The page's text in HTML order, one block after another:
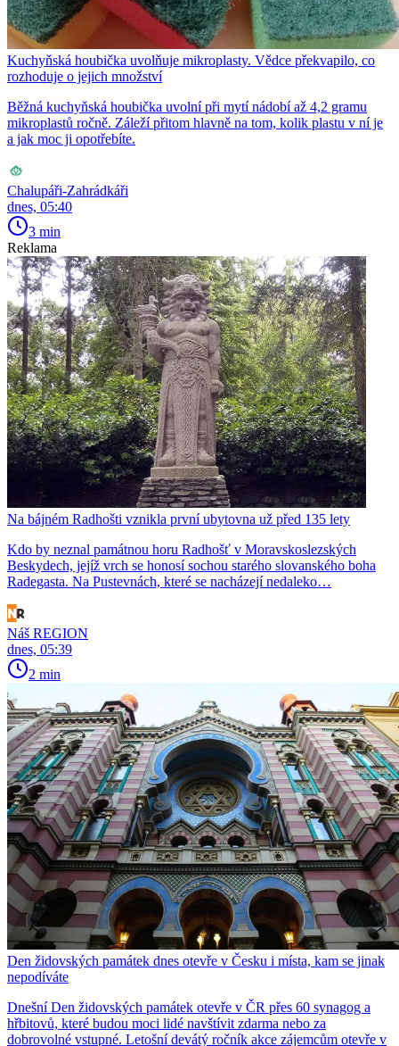
Kuchyňská houbička uvolňuje mikroplasty. Vědce překvapilo, co
rozhoduje o jejich množství
Běžná kuchyňská houbička uvolní při mytí nádobí až 4,2 gramu
mikroplastů ročně. Záleží přitom hlavně na tom, kolik plastu v ní je
a jak moc ji opotřebíte.
Chalupáři-Zahrádkáři
dnes, 05:40
3 min
Reklama
Na bájném Radhošti vznikla první ubytovna už před 135 lety
Kdo by neznal památnou horu Radhošť v Moravskoslezských
Beskydech, jejíž vrch se honosí sochou starého slovanského boha
Radegasta. Na Pustevnách, které se nacházejí nedaleko…
Náš REGION
dnes, 05:39
2 min
Den židovských památek dnes otevře v Česku i místa, kam se jinak
nepodíváte
Dnešní Den židovských památek otevře v ČR přes 60 synagog a
hřbitovů, které budou moci lidé navštívit zdarma nebo za
dobrovolné vstupné. Letošní devátý ročník akce zájemcům otevře v